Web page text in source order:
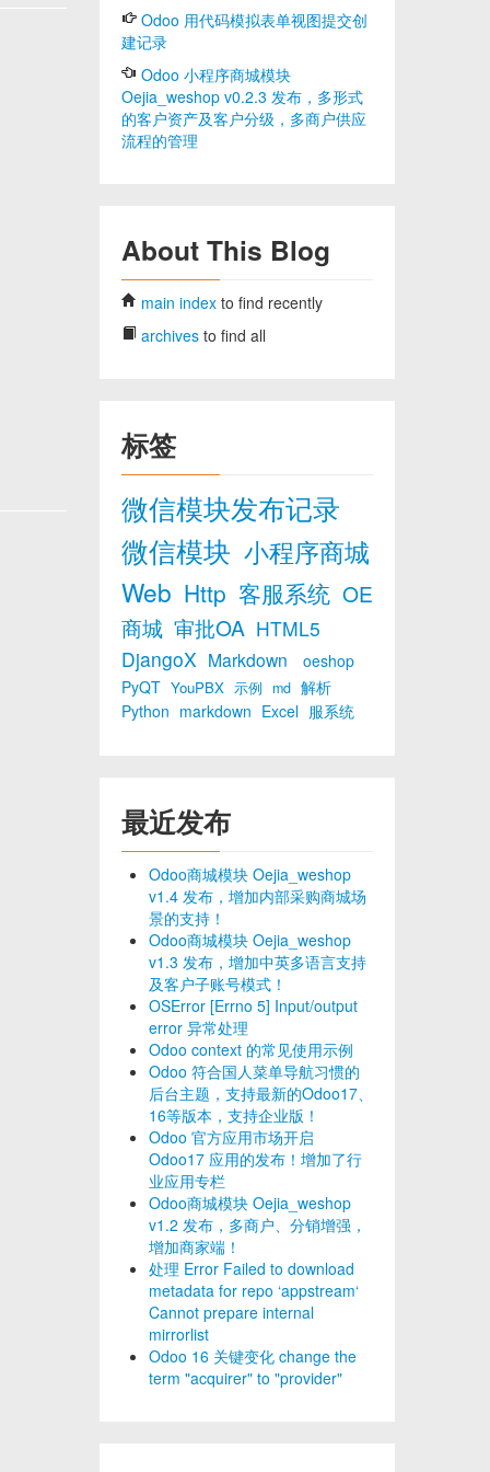
Odoo 用代码模拟表单视图提交创
建记录
Odoo 小程序商城模块
Oejia_weshop v0.2.3 发布，多形式
的客户资产及客户分级，多商户供应
流程的管理
About This Blog
main index to find recently
archives to find all
标签
微信模块发布记录
微信模块 小程序商城
Web Http 客服系统 OE
商城 审批OA HTML5
DjangoX Markdown
oeshop
PyQT YouPBX 示例 md 解析
Python markdown Excel 服系统
最近发布
Odoo商城模块 Oejia_weshop
v1.4 发布，增加内部采购商城场
景的支持！
Odoo商城模块 Oejia_weshop
v1.3 发布，增加中英多语言支持
及客户子账号模式！
OSError [Errno 5] Input/output
error 异常处理
Odoo context 的常见使用示例
Odoo 符合国人菜单导航习惯的
后台主题，支持最新的Odoo17、
16等版本，支持企业版！
Odoo 官方应用市场开启
Odoo17 应用的发布！增加了行
业应用专栏
Odoo商城模块 Oejia_weshop
v1.2 发布，多商户、分销增强，
增加商家端！
处理 Error Failed to download
metadata for repo ‘appstream‘
Cannot prepare internal
mirrorlist
Odoo 16 关键变化 change the
term "acquirer" to "provider"